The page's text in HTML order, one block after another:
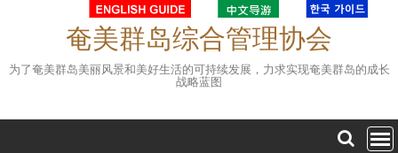
奄美群岛综合管理协会
为了奄美群岛美丽风景和美好生活的可持续发展，力求实现奄美群岛的成长
战略蓝图